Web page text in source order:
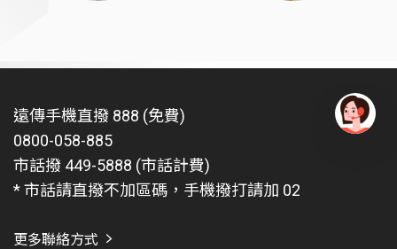
遠傳手機直撥 888 (免費)
0800-058-885
市話撥 449-5888 (市話計費)
* 市話請直撥不加區碼，手機撥打請加 02
更多聯絡方式